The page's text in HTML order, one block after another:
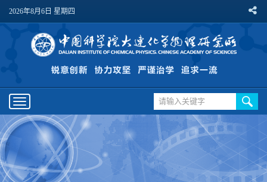
2026年8月6日 星期四
Toggle
navigation